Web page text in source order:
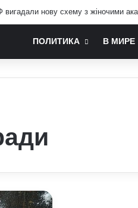
нову схему з жіночими
ПОЛИТИКА В МИРЕ